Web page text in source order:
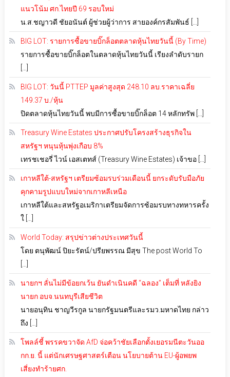
แนวโน้ม ศก.ไทยปี 69 รอบใหม่
น.ส.ชญาวดี ชัยอนันต์ ผู้ช่วยผู้ว่าการ สายองค์กรสัมพันธ์ […]
BIG LOT: รายการซื้อขายบิ๊กล็อตตลาดหุ้นไทยวันนี้ (By Time)
รายการซื้อขายบิ๊กล็อตในตลาดหุ้นไทยวันนี้ เรียงลำดับรายก
BIG LOT: วันนี้ PTTEP มูลค่าสูงสุด 248.10 ลบ.ราคาเฉลี่ย
149.37 บ./หุ้น
ปิดตลาดหุ้นไทยวันนี้ พบมีการซื้อขายบิ๊กล็อต 14 หลักทรัพ […]
Treasury Wine Estates ประกาศปรับโครงสร้างธุรกิจใน
สหรัฐฯ หนุนหุ้นพุ่งเกือบ 8%
เทรชเชอรี่ ไวน์ เอสเตทส์ (Treasury Wine Estates) เจ้าขอ […]
เกาหลีใต้-สหรัฐฯ เตรียมซ้อมรบร่วมเดือนนี้ ยกระดับรับมือภัย
คุกคามรูปแบบใหม่จากเกาหลีเหนือ
เกาหลีใต้และสหรัฐอเมริกาเตรียมจัดการซ้อมรบทางทหารครั้ง
ใ […]
World Today: สรุปข่าวต่างประเทศวันนี้
โดย ตนุพัฒน์ ปิยะรัตน์/ปรียพรรณ มีสุข The post World To
นายกฯ ลั่นไม่มีข้อยกเว้น ยันดำเนินคดี “ฉลอง” เต็มที่ หลังยิง
นายก อบจ.นนทบุรีเสียชีวิต
นายอนุทิน ชาญวีรกูล นายกรัฐมนตรีและรมว.มหาดไทย กล่าว
ถึง […]
โพลล์ชี้ พรรคขวาจัด AfD จ่อคว้าชัยเลือกตั้งเยอรมนีตะวันออ
กก.ย. นี้ แต่นักเศรษฐศาสตร์เตือน นโยบายต้าน EU-ผู้อพยพ
เสี่ยงทำร้ายศก.